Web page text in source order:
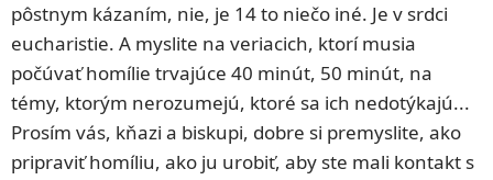
pôstnym kázaním, nie, je 14 to niečo iné. Je v srdci
eucharistie. A myslite na veriacich, ktorí musia
počúvať homílie trvajúce 40 minút, 50 minút, na
témy, ktorým nerozumejú, ktoré sa ich nedotýkajú...
Prosím vás, kňazi a biskupi, dobre si premyslite, ako
pripraviť homíliu, ako ju urobiť, aby ste mali kontakt s